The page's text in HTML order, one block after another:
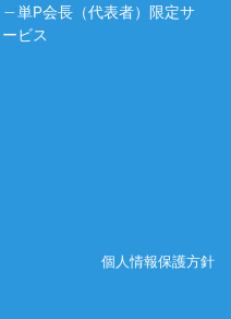
単P会長（代表者）限定サ
ービス
個人情報保護方針